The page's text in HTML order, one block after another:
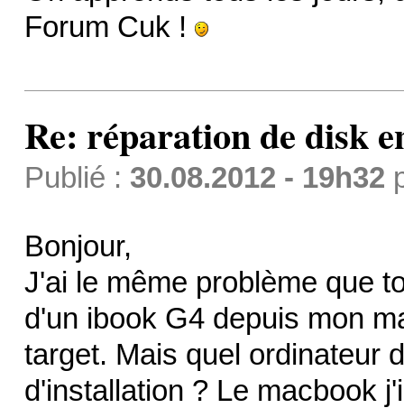
Forum Cuk !
Re: réparation de disk
Publié : 30.08.2012 - 19h32
Bonjour,
J'ai le même problème que
d'un ibook G4 depuis mon
target. Mais quel ordinateur
d'installation ? Le macbook